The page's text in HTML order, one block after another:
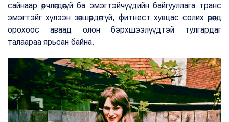
сайнаар өөрчлөгдөөгүй ба эмэгтэйчүүдийн байгууллага транс
эмэгтэйг хүлээн зөвшөөрдөггүй, фитнест хувцас солих өрөөнд
орохоос аваад олон бэрхшээлүүдтэй тулгардаг
талаараа ярьсан байна.